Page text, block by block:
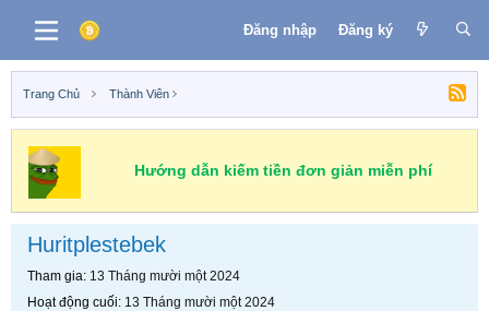
Đăng nhập Đăng ký
Trang Chủ Thành Viên
Hướng dẫn kiếm tiền đơn giản miễn phí
Huritplestebek
Tham gia 13 Tháng mười một 2024
Hoạt động cuối 13 Tháng mười một 2024